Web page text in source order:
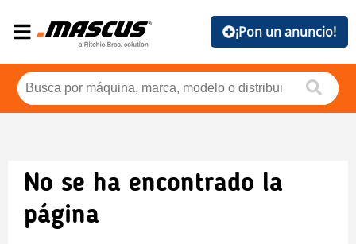
¡Pon un anuncio!
No se ha encontrado la
página